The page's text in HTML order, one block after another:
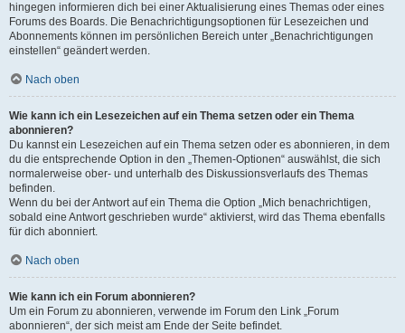
hingegen informieren dich bei einer Aktualisierung eines Themas oder eines
Forums des Boards. Die Benachrichtigungsoptionen für Lesezeichen und
Abonnements können im persönlichen Bereich unter „Benachrichtigungen
einstellen“ geändert werden.
Nach oben
Wie kann ich ein Lesezeichen auf ein Thema setzen oder ein Thema
abonnieren?
Du kannst ein Lesezeichen auf ein Thema setzen oder es abonnieren, in dem
du die entsprechende Option in den „Themen-Optionen“ auswählst, die sich
normalerweise ober- und unterhalb des Diskussionsverlaufs des Themas
befinden.
Wenn du bei der Antwort auf ein Thema die Option „Mich benachrichtigen,
sobald eine Antwort geschrieben wurde“ aktivierst, wird das Thema ebenfalls
für dich abonniert.
Nach oben
Wie kann ich ein Forum abonnieren?
Um ein Forum zu abonnieren, verwende im Forum den Link „Forum
abonnieren“, der sich meist am Ende der Seite befindet.